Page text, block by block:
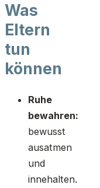
Was
Eltern
tun
können
Ruhe
bewahren:
bewusst
ausatmen
und
innehalten.